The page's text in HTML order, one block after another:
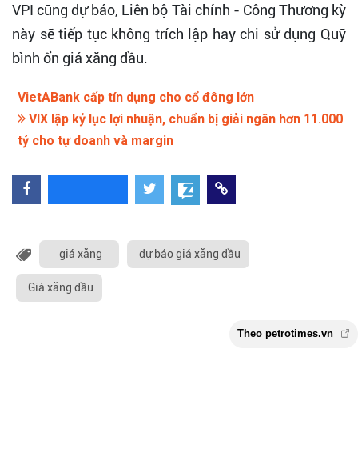
VPI cũng dự báo, Liên bộ Tài chính - Công Thương kỳ
này sẽ tiếp tục không trích lập hay chi sử dụng Quỹ
bình ổn giá xăng dầu.
VietABank cấp tín dụng cho cổ đông lớn
VIX lập kỷ lục lợi nhuận, chuẩn bị giải ngân hơn 11.000
tỷ cho tự doanh và margin
giá xăng dự báo giá xăng dầu
Giá xăng dầu